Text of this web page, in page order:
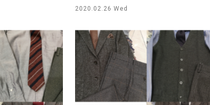
2020.02.26 Wed